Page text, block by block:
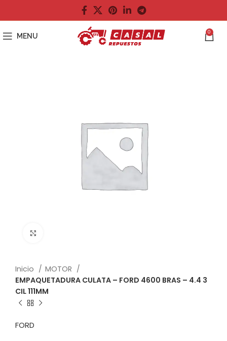
MENU 0
Inicio
MOTOR
EMPAQUETADURA CULATA – FORD 4600 BRAS – 4.4 3
CIL 111MM
FORD